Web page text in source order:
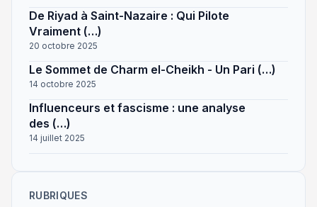
De Riyad à Saint-Nazaire : Qui Pilote
Vraiment (…)
20 octobre 2025
Le Sommet de Charm el-Cheikh - Un Pari (…)
14 octobre 2025
Influenceurs et fascisme : une analyse
des (…)
14 juillet 2025
RUBRIQUES